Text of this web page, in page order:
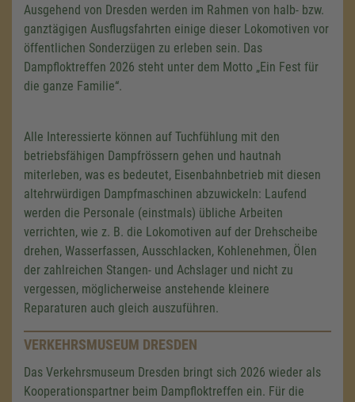
Ausgehend von Dresden werden im Rahmen von halb- bzw.
ganztägigen Ausflugsfahrten einige dieser Lokomotiven vor
öffentlichen Sonderzügen zu erleben sein. Das
Dampfloktreffen 2026 steht unter dem Motto „Ein Fest für
die ganze Familie“.
Alle Interessierte können auf Tuchfühlung mit den
betriebsfähigen Dampfrössern gehen und hautnah
miterleben, was es bedeutet, Eisenbahnbetrieb mit diesen
altehrwürdigen Dampfmaschinen abzuwickeln: Laufend
werden die Personale (einstmals) übliche Arbeiten
verrichten, wie z. B. die Lokomotiven auf der Drehscheibe
drehen, Wasserfassen, Ausschlacken, Kohlenehmen, Ölen
der zahlreichen Stangen- und Achslager und nicht zu
vergessen, möglicherweise anstehende kleinere
Reparaturen auch gleich auszuführen.
VERKEHRSMUSEUM DRESDEN
Das Verkehrsmuseum Dresden bringt sich 2026 wieder als
Kooperationspartner beim Dampfloktreffen ein. Für die